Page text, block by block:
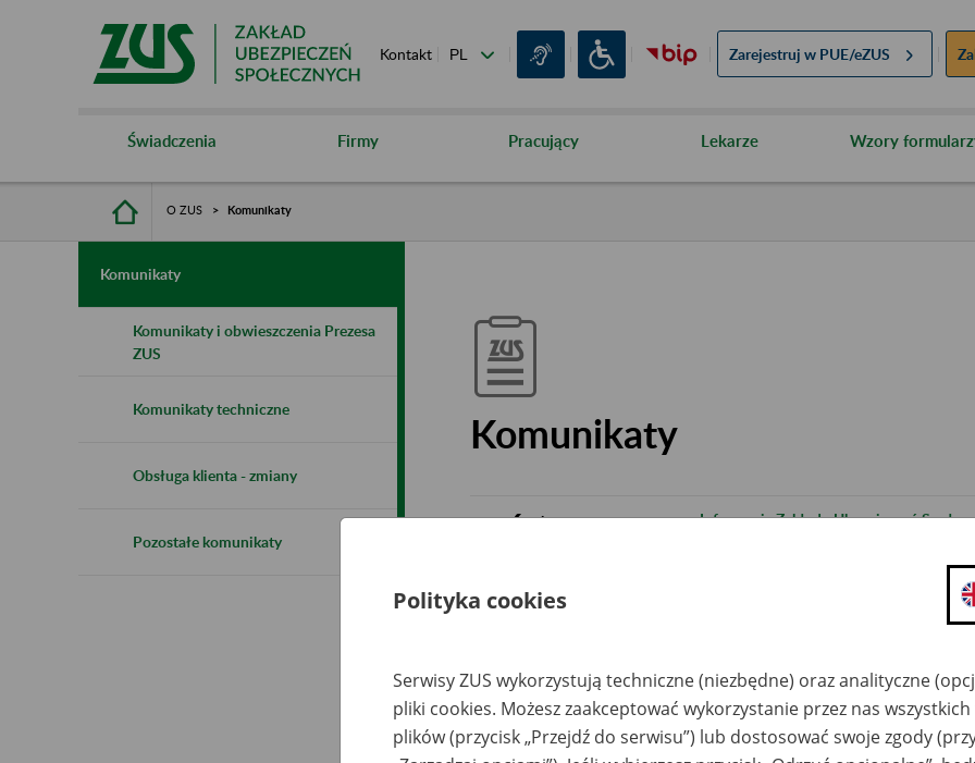
Kontakt Zarejestruj w PUE/eZUS
Świadczenia Firmy Pracujący Lekarze Wzory
O ZUS Komunikaty
Komunikaty
Komunikaty i obwieszczenia Prezesa
ZUS
Komunikaty techniczne
Obsługa klienta - zmiany
Pozostałe komunikaty
Komunikaty
6 August
Informacja Zakładu Ubezpieczeń
zagubieniu i zaginięciu druków
3 August
2018
Program Płatnik – informacja o
3
2018
2 2018
Informacja o ograniczeniach w
Polityka cookies
Serwisy ZUS wykorzystują techniczne (niezbędne) oraz analityczne
pliki cookies. Możesz zaakceptować wykorzystanie przez nas
plików (przycisk „Przejdź do serwisu”) lub dostosować swoje zgody